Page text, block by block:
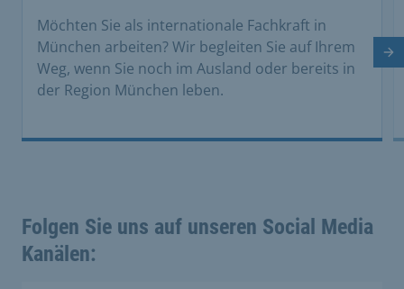
Möchten Sie als internationale Fachkraft in
München arbeiten? Wir begleiten Sie auf Ihrem
Weg, wenn Sie noch im Ausland oder bereits in
der Region München leben.
Folgen Sie uns auf unseren Social Media
Kanälen: